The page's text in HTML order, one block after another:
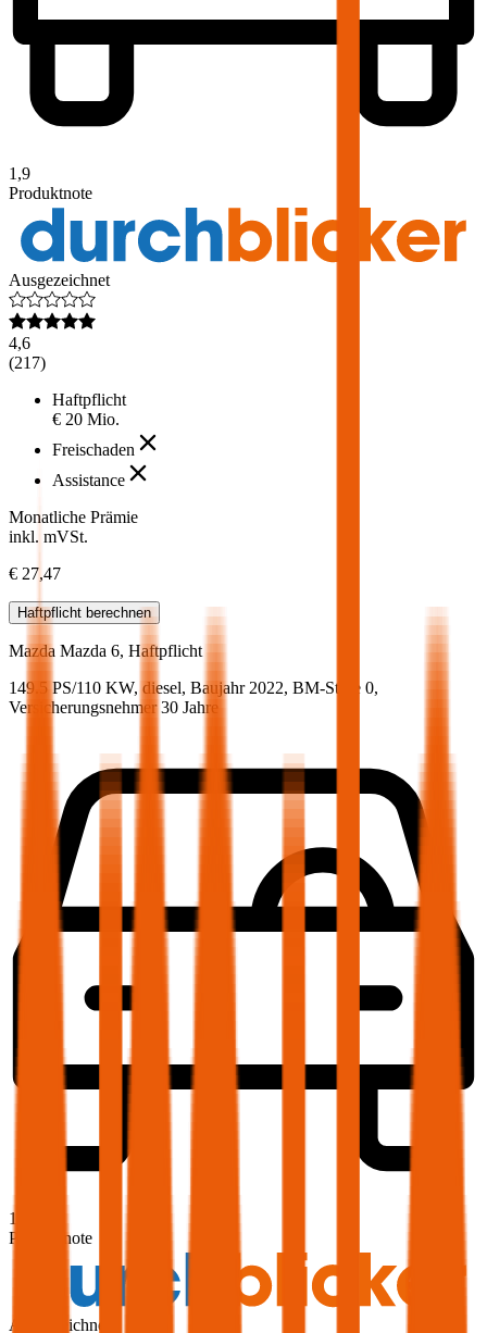
1,9
Produktnote
Ausgezeichnet
4,6
(217)
Haftpflicht
€ 20 Mio.
Freischaden
Assistance
Monatliche Prämie
inkl. mVSt.
€ 27,47
Haftpflicht berechnen
Mazda Mazda 6, Haftpflicht
149.5 PS/110 KW, diesel, Baujahr 2022, BM-Stufe 0,
Versicherungsnehmer 30 Jahre
1,9
Produktnote
Ausgezeichnet